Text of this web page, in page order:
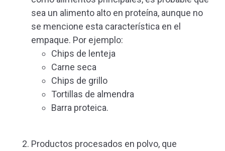
sea un alimento alto en proteína, aunque no
se mencione esta característica en el
empaque. Por ejemplo:
Chips de lenteja
Carne seca
Chips de grillo
Tortillas de almendra
Barra proteica.
Productos procesados en polvo, que